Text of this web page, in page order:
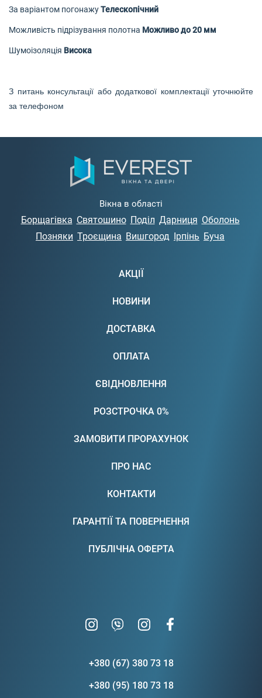
За варіантом погонажуТелескопічний
Можливість підрізування полотна Можливо до 20 мм
Шумоізоляція Висока
З питань консультації або додаткової комплектації уточнюйте
за телефоном
Вікна в області
Борщагівка Святошино Поділ Дарниця Оболонь
Позняки Троєщина Вишгород Ірпінь Буча
АКЦІЇ
НОВИНИ
ДОСТАВКА
ОПЛАТА
ЄВІДНОВЛЕННЯ
РОЗСТРОЧКА 0%
ЗАМОВИТИ ПРОРАХУНОК
ПРО НАС
КОНТАКТИ
ГАРАНТІЇ ТА ПОВЕРНЕННЯ
ПУБЛІЧНА ОФЕРТА
+380 (67) 380 73 18
+380 (95) 180 73 18